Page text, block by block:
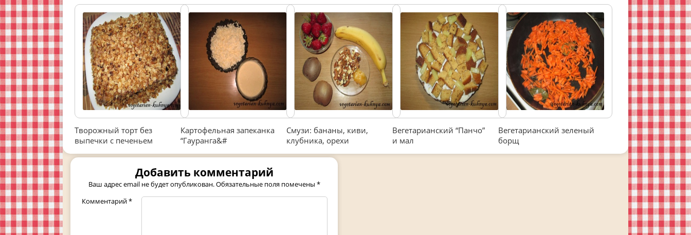
Творожный торт без
выпечки с печеньем
Картофельная запеканка
“Гауранга&#
Смузи: бананы, киви,
клубника, орехи
Вегетарианский “Панчо”
и мал
Вегетарианский зеленый
борщ
Добавить комментарий
Ваш адрес email не будет опубликован.Обязательные поля помечены *
Комментарий*